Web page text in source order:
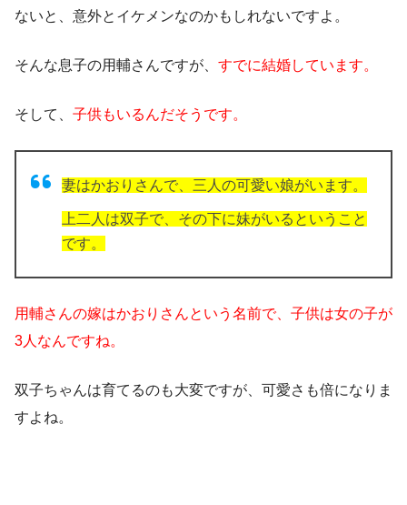
ないと、意外とイケメンなのかもしれないですよ。
そんな息子の用輔さんですが、 すでに結婚しています。
そして、 子供もいるんだそうです。
妻はかおりさんで、三人の可愛い娘がいます。
上二人は双子で、その下に妹がいるということ
です。
用輔さんの嫁はかおりさんという名前で、子供は女の子が
3人なんですね。
双子ちゃんは育てるのも大変ですが、可愛さも倍になりま
すよね。